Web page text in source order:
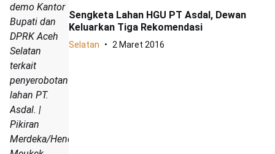
demo Kantor
Bupati dan
DPRK Aceh
Selatan
terkait
penyerobotan
lahan PT.
Asdal. |
Pikiran
Merdeka/Hendrik
Sengketa Lahan HGU PT Asdal, Dewan
Keluarkan Tiga Rekomendasi
Selatan 2 Maret 2016